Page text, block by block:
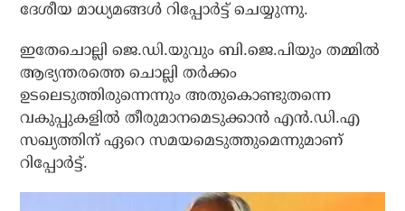
ദേശീയ മാധ്യമങ്ങള്‍ റിപ്പോര്‍ട്ട് ചെയ്യുന്നു.
ഇതേചൊല്ലി ജെ.ഡി.യുവും ബി.ജെ.പിയും തമ്മില്‍
ആഭ്യന്തരത്തെ ചൊല്ലി തര്‍ക്കം
ഉടലെടുത്തിരുന്നെന്നും അതുകൊണ്ടുതന്നെ
വകുപ്പുകളില്‍ തീരുമാനമെടുക്കാന്‍ എന്‍.ഡി.എ
സഖ്യത്തിന് ഏറെ സമയമെടുത്തുമെന്നുമാണ്
റിപ്പോര്‍ട്ട്.